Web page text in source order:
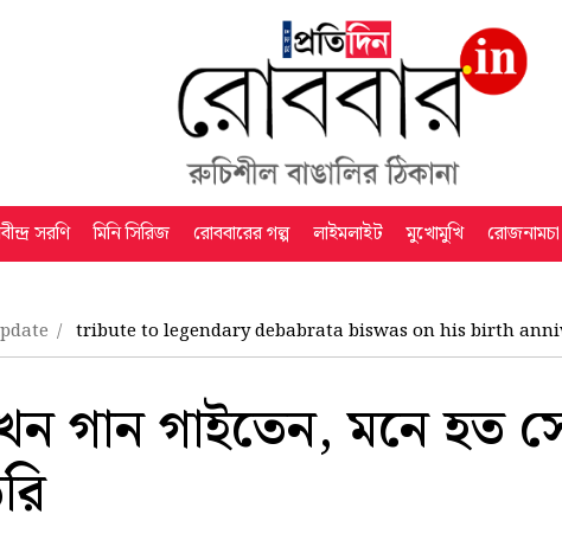
সরণি মিনি সিরিজ রোববারের গল্প লাইমলাইট মুখোমুখি রোজনামচা
tribute to legendary debabrata biswas on his birth
গান গাইতেন, মনে হত